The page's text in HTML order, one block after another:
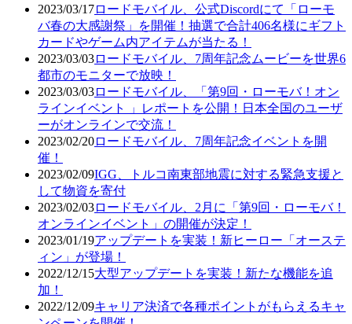
2023/03/17ロードモバイル、公式Discordにて「ローモ
バ春の大感謝祭」を開催！抽選で合計406名様にギフト
カードやゲーム内アイテムが当たる！
2023/03/03ロードモバイル、7周年記念ムービーを世界6
都市のモニターで放映！
2023/03/03ロードモバイル、「第9回・ローモバ！オン
ラインイベント 」レポートを公開！日本全国のユーザ
ーがオンラインで交流！
2023/02/20ロードモバイル、7周年記念イベントを開
催！
2023/02/09IGG、トルコ南東部地震に対する緊急支援と
して物資を寄付
2023/02/03ロードモバイル、2月に「第9回・ローモバ！
オンラインイベント」の開催が決定！
2023/01/19アップデートを実装！新ヒーロー「オーステ
ィン」が登場！
2022/12/15大型アップデートを実装！新たな機能を追
加！
2022/12/09キャリア決済で各種ポイントがもらえるキャ